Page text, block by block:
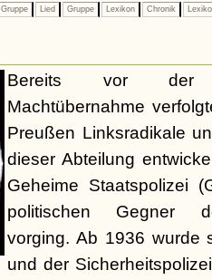
Gruppe Lied Gruppe Lexikon Chronik
Bereits vor der
Machtübernahme
Preußen Linksradikale
dieser Abteilung
Geheime Staatspolizei
politischen Gegner
vorging. Ab 1936 wurde
und der